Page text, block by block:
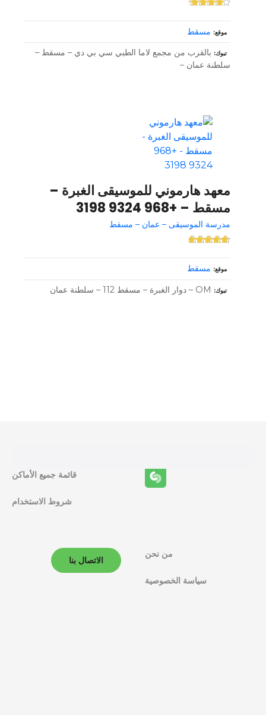
موقع مسقط
تبوك
بالقرب من مجمع لاما الطبي سي بي دي – مسقط –
سلطنة عمان –
معهد هارموني للموسيقى الغبرة –
مسقط – +968 9324 3198
مدرسة الموسيقى – عمان – مسقط
موقع مسقط
تبوك OM – دوار الغبرة – مسقط 112 – سلطنة عمان
قائمة جميع الأماكن
شروط الاستخدام
من نحن
سياسة الخصوصية
الاتصال بنا